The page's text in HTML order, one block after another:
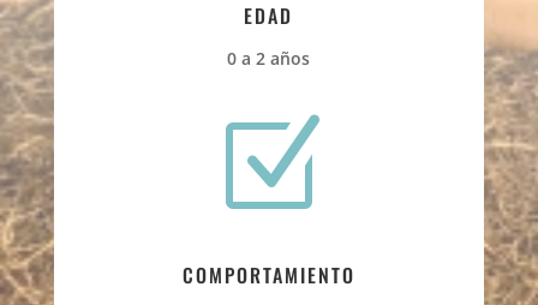
EDAD
0 a 2 años
Z
COMPORTAMIENTO